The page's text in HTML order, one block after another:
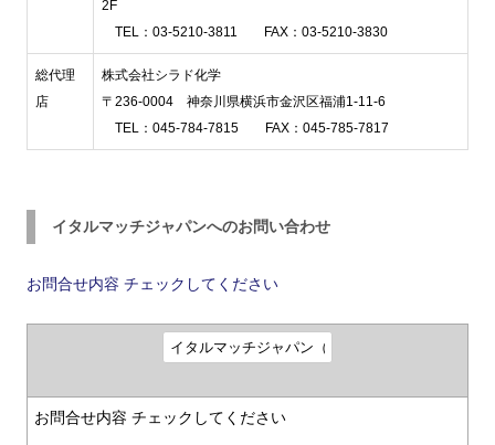
2F
TEL：03-5210-3811 FAX：03-5210-3830
総代理
店
株式会社シラド化学
〒236-0004 神奈川県横浜市金沢区福浦1-11-6
TEL：045-784-7815 FAX：045-785-7817
イタルマッチジャパンへのお問い合わせ
お問合せ内容 チェックしてください
お問合せ内容 チェックしてください